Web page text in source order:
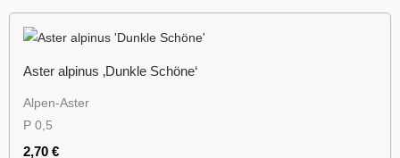
Aster alpinus ‚Dunkle Schöne‘
Alpen-Aster
P 0,5
2,70 €